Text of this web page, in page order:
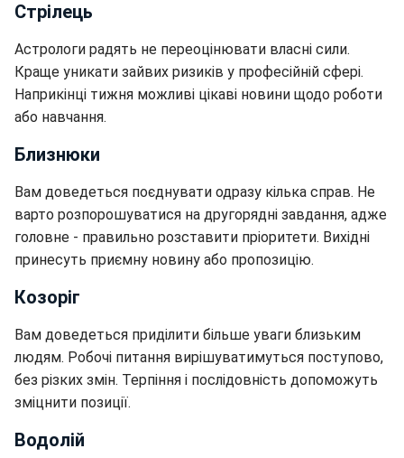
Стрілець
Астрологи радять не переоцінювати власні сили.
Краще уникати зайвих ризиків у професійній сфері.
Наприкінці тижня можливі цікаві новини щодо роботи
або навчання.
Близнюки
Вам доведеться поєднувати одразу кілька справ. Не
варто розпорошуватися на другорядні завдання, адже
головне - правильно розставити пріоритети. Вихідні
принесуть приємну новину або пропозицію.
Козоріг
Вам доведеться приділити більше уваги близьким
людям. Робочі питання вирішуватимуться поступово,
без різких змін. Терпіння і послідовність допоможуть
зміцнити позиції.
Водолій